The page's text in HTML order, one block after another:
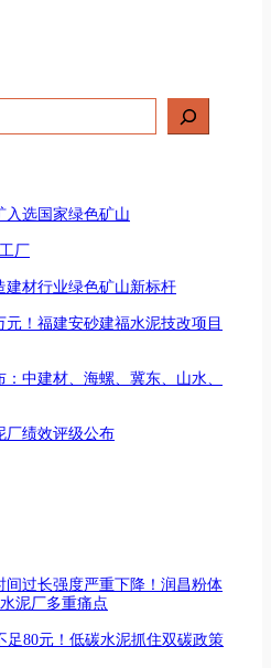
入选国家绿色矿山
厂
材行业绿色矿山新标杆
！福建安砂建福水泥技改项目
中建材、海螺、冀东、山水、
厂绩效评级公布
过长强度严重下降！润昌粉体
泥厂多重痛点
足80元！低碳水泥抓住双碳政策